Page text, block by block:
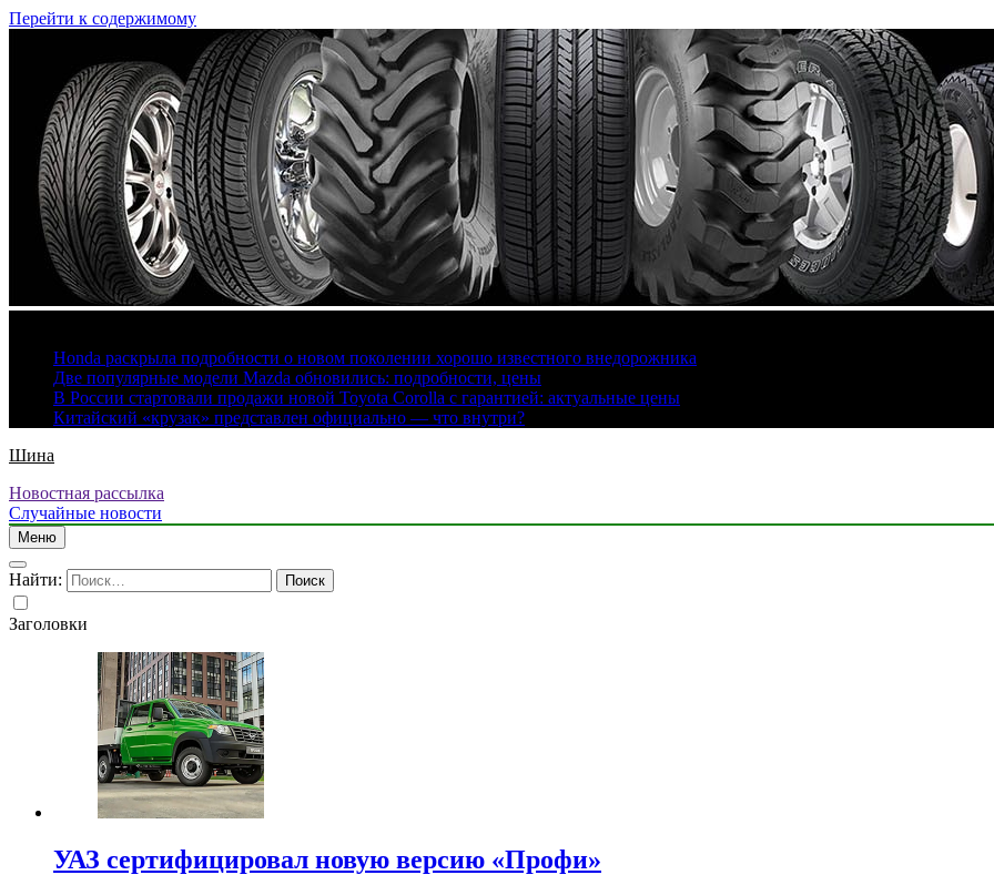
Перейти к содержимому
Honda раскрыла подробности о новом поколении хорошо известного внедорожника
Две популярные модели Mazda обновились: подробности, цены
В России стартовали продажи новой Toyota Corolla с гарантией: актуальные цены
Китайский «крузак» представлен официально — что внутри?
Шина
Новостная рассылка
Случайные новости
Меню
Найти:
Заголовки
УАЗ сертифицировал новую версию «Профи»